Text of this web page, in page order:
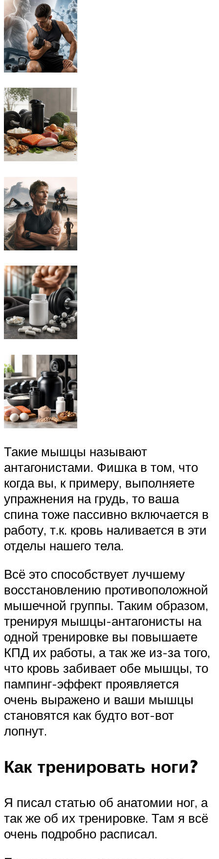
Такие мышцы называют
антагонистами. Фишка в том, что
когда вы, к примеру, выполняете
упражнения на грудь, то ваша
спина тоже пассивно включается в
работу, т.к. кровь наливается в эти
отделы нашего тела.
Всё это способствует лучшему
восстановлению противоположной
мышечной группы. Таким образом,
тренируя мышцы-антагонисты на
одной тренировке вы повышаете
КПД их работы, а так же из-за того,
что кровь забивает обе мышцы, то
пампинг-эффект проявляется
очень выражено и ваши мышцы
становятся как будто вот-вот
лопнут.
Как тренировать ноги?
Я писал статью об анатомии ног, а
так же об их тренировке. Там я всё
очень подробно расписал.